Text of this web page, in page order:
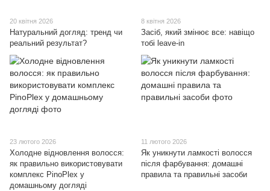
20 квітня 2026
Натуральний догляд: тренд чи
реальний результат?
8 квітня 2026
Засіб, який змінює все: навіщо
тобі leave-in
23 лютого 2026
Холодне відновлення волосся:
як правильно використовувати
комплекс PinoPlex у
домашньому догляді
11 лютого 2026
Як уникнути ламкості волосся
після фарбування: домашні
правила та правильні засоби